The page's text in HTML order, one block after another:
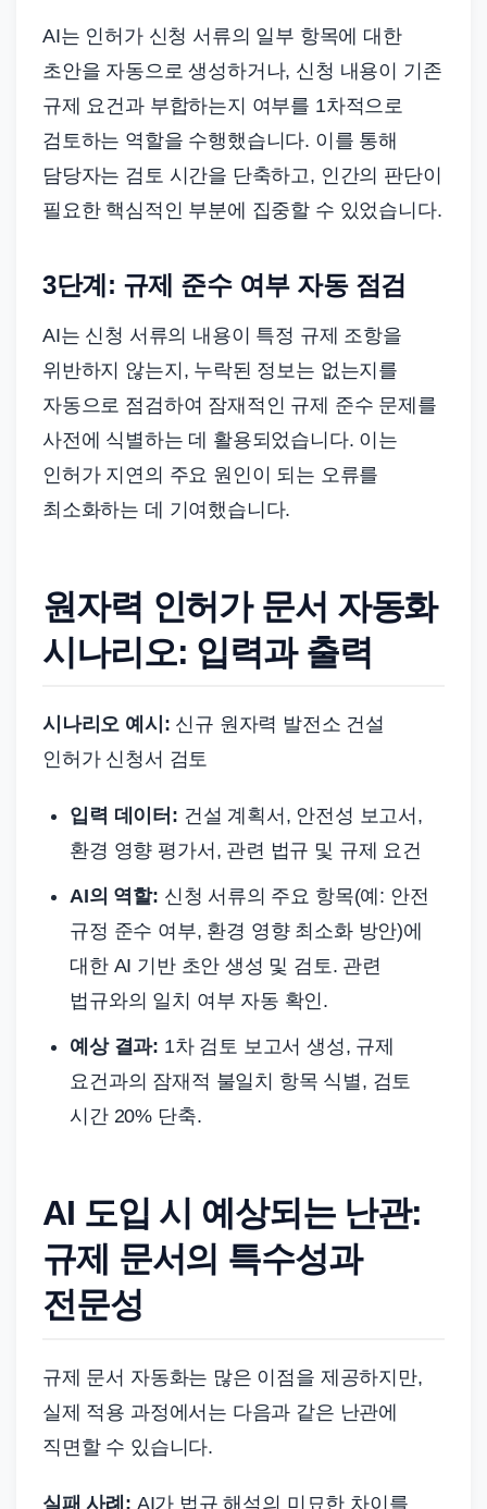
AI는 인허가 신청 서류의 일부 항목에 대한
초안을 자동으로 생성하거나, 신청 내용이 기존
규제 요건과 부합하는지 여부를 1차적으로
검토하는 역할을 수행했습니다. 이를 통해
담당자는 검토 시간을 단축하고, 인간의 판단이
필요한 핵심적인 부분에 집중할 수 있었습니다.
3단계: 규제 준수 여부 자동 점검
AI는 신청 서류의 내용이 특정 규제 조항을
위반하지 않는지, 누락된 정보는 없는지를
자동으로 점검하여 잠재적인 규제 준수 문제를
사전에 식별하는 데 활용되었습니다. 이는
인허가 지연의 주요 원인이 되는 오류를
최소화하는 데 기여했습니다.
원자력 인허가 문서 자동화
시나리오: 입력과 출력
시나리오 예시: 신규 원자력 발전소 건설
인허가 신청서 검토
입력 데이터: 건설 계획서, 안전성 보고서,
환경 영향 평가서, 관련 법규 및 규제 요건
AI의 역할: 신청 서류의 주요 항목(예: 안전
규정 준수 여부, 환경 영향 최소화 방안)에
대한 AI 기반 초안 생성 및 검토. 관련
법규와의 일치 여부 자동 확인.
예상 결과: 1차 검토 보고서 생성, 규제
요건과의 잠재적 불일치 항목 식별, 검토
시간 20% 단축.
AI 도입 시 예상되는 난관:
규제 문서의 특수성과
전문성
규제 문서 자동화는 많은 이점을 제공하지만,
실제 적용 과정에서는 다음과 같은 난관에
직면할 수 있습니다.
실패 사례: AI가 법규 해석의 미묘한 차이를